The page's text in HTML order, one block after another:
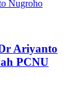
Ariyanto
PCNU